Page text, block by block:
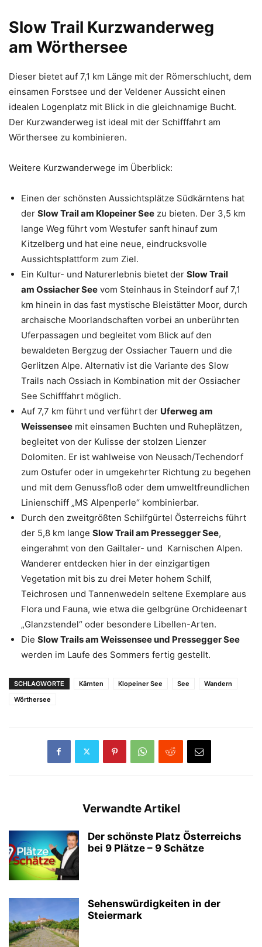
​Slow Trail Kurzwanderweg
am Wörthersee
Dieser bietet auf 7,1 km Länge mit der Römerschlucht, dem
einsamen Forstsee und der Veldener Aussicht einen
idealen Logenplatz mit Blick in die gleichnamige Bucht.
Der Kurzwanderweg ist ideal mit der Schifffahrt am
Wörthersee zu kombinieren.
Weitere Kurzwanderwege im Überblick:
Einen der schönsten Aussichtsplätze Südkärntens hat
der Slow Trail am Klopeiner See zu bieten. Der 3,5 km
lange Weg führt vom Westufer sanft hinauf zum
Kitzelberg und hat eine neue, eindrucksvolle
Aussichtsplattform zum Ziel.
Ein Kultur- und Naturerlebnis bietet der Slow Trail
am Ossiacher See vom Steinhaus in Steindorf auf 7,1
km hinein in das fast mystische Bleistätter Moor, durch
archaische Moorlandschaften vorbei an unberührten
Uferpassagen und begleitet vom Blick auf den
bewaldeten Bergzug der Ossiacher Tauern und die
Gerlitzen Alpe. Alternativ ist die Variante des Slow
Trails nach Ossiach in Kombination mit der Ossiacher
See Schifffahrt möglich.
Auf 7,7 km führt und verführt der Uferweg am
Weissensee mit einsamen Buchten und Ruheplätzen,
begleitet von der Kulisse der stolzen Lienzer
Dolomiten. Er ist wahlweise von Neusach/Techendorf
zum Ostufer oder in umgekehrter Richtung zu begehen
und mit dem Genussfloß oder dem umweltfreundlichen
Linienschiff „MS Alpenperle“ kombinierbar.
Durch den zweitgrößten Schilfgürtel Österreichs führt
der 5,8 km lange Slow Trail am Pressegger See,
eingerahmt von den Gailtaler- und Karnischen Alpen.
Wanderer entdecken hier in der einzigartigen
Vegetation mit bis zu drei Meter hohem Schilf,
Teichrosen und Tannenwedeln seltene Exemplare aus
Flora und Fauna, wie etwa die gelbgrüne Orchideenart
„Glanzstendel“ oder besondere Libellen-Arten.
Die Slow Trails am Weissensee und Pressegger See
werden im Laufe des Sommers fertig gestellt.
SCHLAGWORTE Kärnten Klopeiner See See
Wandern
Wörthersee
Verwandte Artikel
Der schönste Platz Österreichs
bei 9 Plätze – 9 Schätze
Sehenswürdigkeiten in der
Steiermark